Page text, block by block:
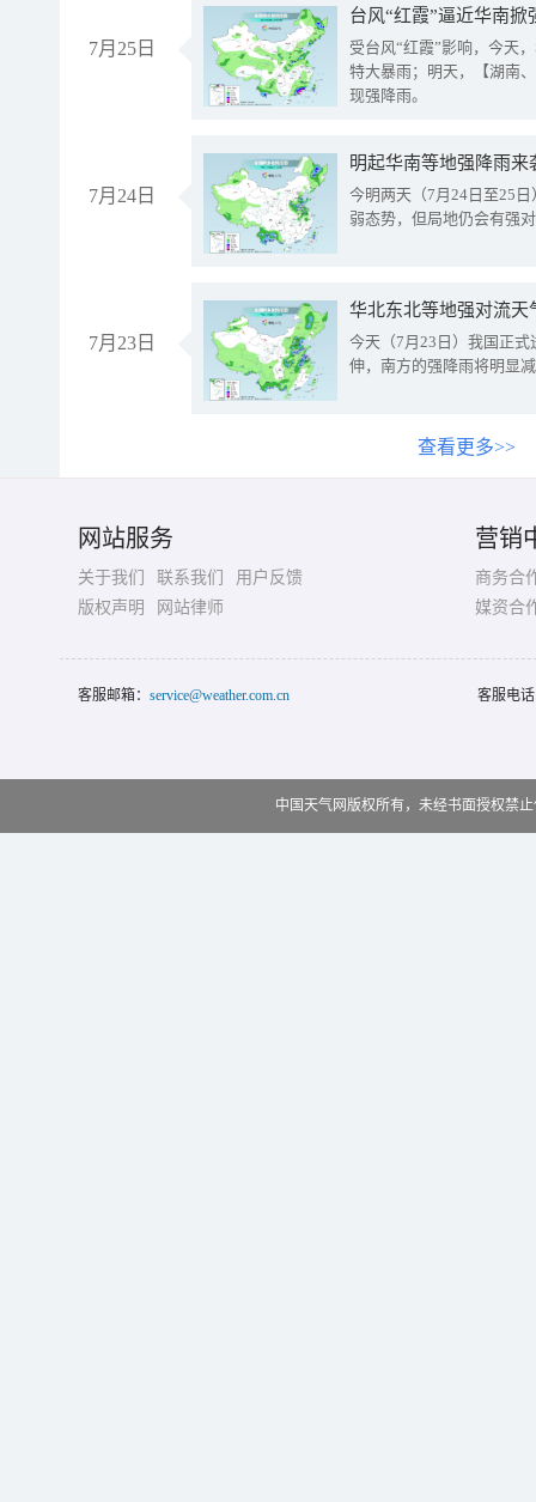
7月25日
台风“红霞”逼近华南
受台风“红霞”影响，今天
特大暴雨；明天，【湖南
现强降雨。
7月24日
明起华南等地强降雨
今明两天（7月24日至25
弱态势，但局地仍会有强
7月23日
华北东北等地强对流天
今天（7月23日）我国正
伸，南方的强降雨将明显
查看更多>>
网站服务
关于我们 联系我们
用户反馈
版权声明
网站律师
营销
商务合
媒资合
客服邮箱： service@weather.com.cn 客服电
中国天气网版权所有，未经书面授权